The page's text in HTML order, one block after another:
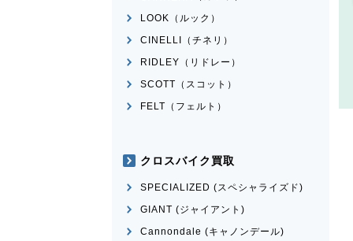
LOOK（ルック）
CINELLI（チネリ）
RIDLEY（リドレー）
SCOTT（スコット）
FELT（フェルト）
クロスバイク買取
SPECIALIZED (スペシャライズド)
GIANT (ジャイアント)
Cannondale (キャノンデール)